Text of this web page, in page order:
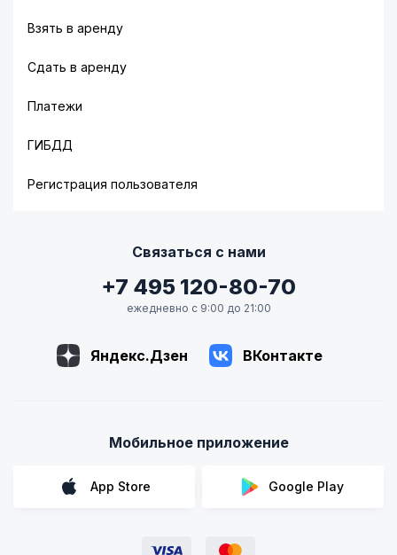
Взять в аренду
Сдать в аренду
Платежи
ГИБДД
Регистрация пользователя
Связаться с нами
+7 495 120-80-70
ежедневно с 9:00 до 21:00
Яндекс.Дзен ВКонтакте
Мобильное приложение
App Store Google Play